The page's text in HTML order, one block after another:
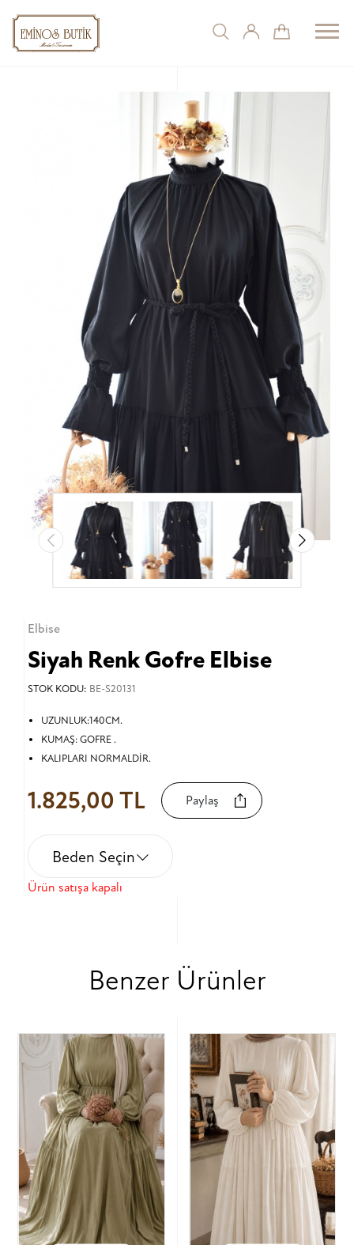
Elbise
Siyah Renk Gofre Elbise
STOK KODU: BE-S20131
UZUNLUK:140CM.
KUMAŞ: GOFRE .
KALIPLARI NORMALDİR.
1.825,00 TL Paylaş
Beden Seçin
Ürün satışa kapalı
Benzer Ürünler